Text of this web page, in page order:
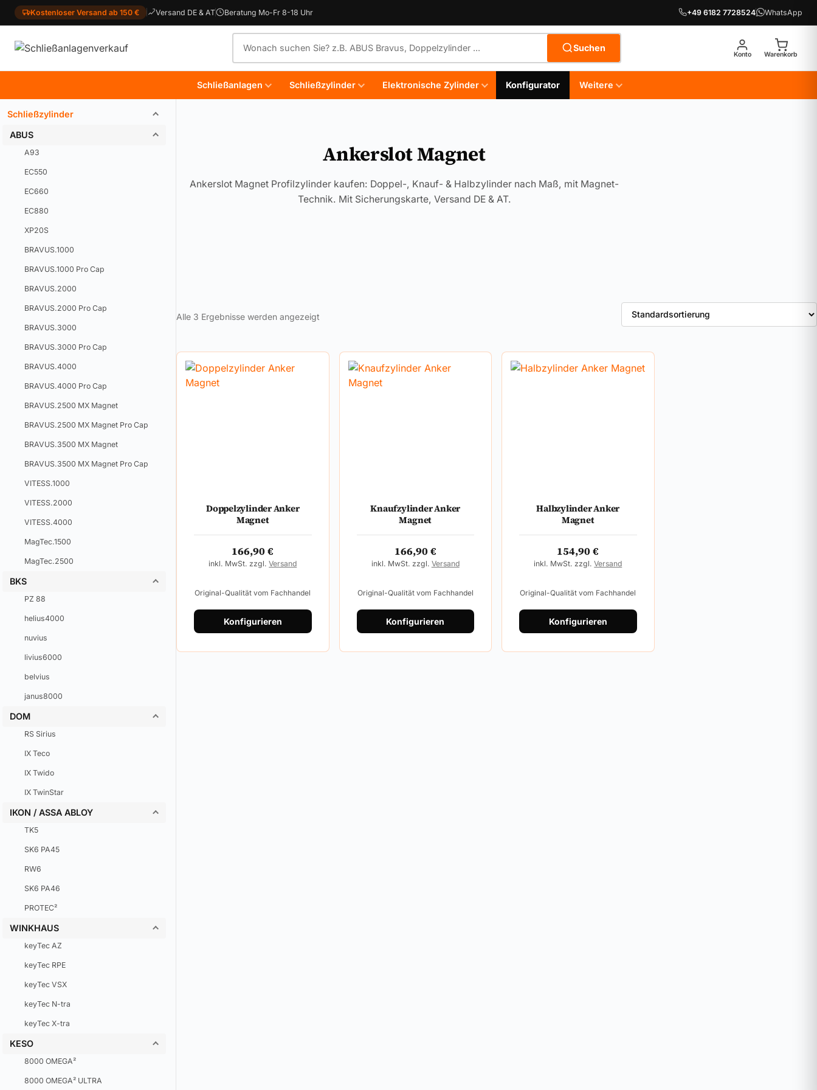
Kostenloser Versand ab 150 € Versand DE & AT Beratung Mo-Fr 8-18 Uhr +49 6182 7728524 WhatsApp
Suchen
Konto Warenkorb
Schließanlagen Schließzylinder Elektronische Zylinder Konfigurator Weitere
Schließzylinder
ABUS
A93
EC550
EC660
EC880
XP20S
BRAVUS.1000
BRAVUS.1000 Pro Cap
BRAVUS.2000
BRAVUS.2000 Pro Cap
BRAVUS.3000
BRAVUS.3000 Pro Cap
BRAVUS.4000
BRAVUS.4000 Pro Cap
BRAVUS.2500 MX Magnet
BRAVUS.2500 MX Magnet Pro Cap
BRAVUS.3500 MX Magnet
BRAVUS.3500 MX Magnet Pro Cap
VITESS.1000
VITESS.2000
VITESS.4000
MagTec.1500
MagTec.2500
BKS
PZ 88
helius4000
nuvius
livius6000
belvius
janus8000
DOM
RS Sirius
IX Teco
IX Twido
IX TwinStar
IKON / ASSA ABLOY
TK5
SK6 PA45
RW6
SK6 PA46
PROTEC²
WINKHAUS
keyTec AZ
keyTec RPE
keyTec VSX
keyTec N-tra
keyTec X-tra
KESO
8000 OMEGA²
8000 OMEGA² ULTRA
Ankerslot Magnet
Ankerslot Magnet Profilzylinder kaufen: Doppel-, Knauf- & Halbzylinder nach Maß, mit Magnet-
Technik. Mit Sicherungskarte, Versand DE & AT.
Alle 3 Ergebnisse werden angezeigt
Doppelzylinder Anker
Magnet
166,90€
inkl. MwSt. zzgl.Versand
Original-Qualität vom Fachhandel
Konfigurieren
Knaufzylinder Anker
Magnet
166,90€
inkl. MwSt. zzgl. Versand
Original-Qualität vom Fachhandel
Konfigurieren
Halbzylinder Anker
Magnet
154,90€
inkl. MwSt. zzgl.Versand
Original-Qualität vom Fachhandel
Konfigurieren